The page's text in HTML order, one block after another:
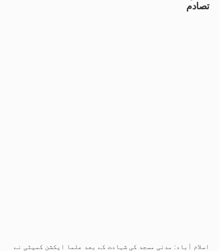
تصادم
اسلام آباد: مدنی مسجد کی شہادت کے بعد علما ایکشن کمیٹی نے